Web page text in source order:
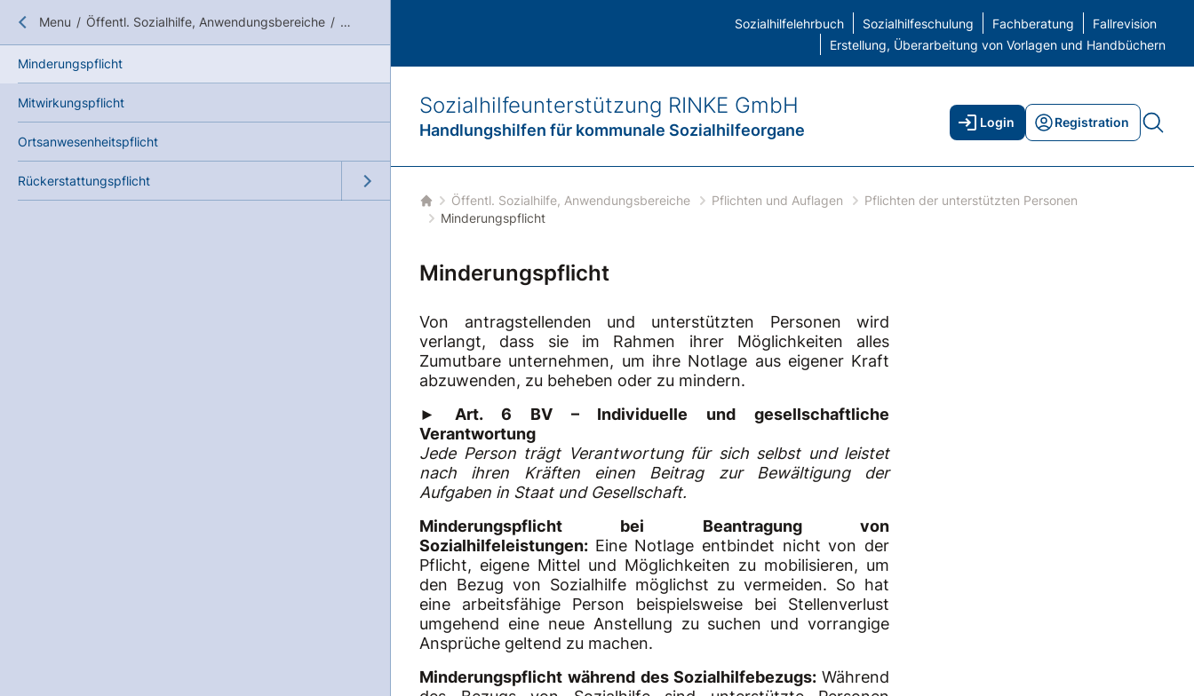
Close submenu
Menu / Öffentl. Sozialhilfe, Anwendungsbereiche / Pflichten und Auflagen
Minderungspflicht
Mitwirkungspflicht
Ortsanwesenheitspflicht
Rückerstattungspflicht Open submenu
Sozialhilfelehrbuch Sozialhilfeschulung Fachberatung
Fallrevision
Erstellung, Überarbeitung von Vorlagen und Handbüchern
Sozialhilfeunterstützung RINKE GmbH
Handlungshilfen für kommunale Sozialhilfeorgane Login Registration
Startseite
Öffentl. Sozialhilfe, Anwendungsbereiche Pflichten und Auflagen
Pflichten der unterstützten Personen
Minderungspflicht
Minderungspflicht
Von antragstellenden und unterstützten Personen wird
verlangt, dass sie im Rahmen ihrer Möglichkeiten alles
Zumutbare unternehmen, um ihre Notlage aus eigener Kraft
abzuwenden, zu beheben oder zu mindern.
► Art. 6 BV – Individuelle und gesellschaftliche
Verantwortung
Jede Person trägt Verantwortung für sich selbst und leistet
nach ihren Kräften einen Beitrag zur Bewältigung der
Aufgaben in Staat und Gesellschaft.
Minderungspflicht bei Beantragung von
Sozialhilfeleistungen: Eine Notlage entbindet nicht von der
Pflicht, eigene Mittel und Möglichkeiten zu mobilisieren, um
den Bezug von Sozialhilfe möglichst zu vermeiden. So hat
eine arbeitsfähige Person beispielsweise bei Stellenverlust
umgehend eine neue Anstellung zu suchen und vorrangige
Ansprüche geltend zu machen.
Minderungspflicht während des Sozialhilfebezugs:Während